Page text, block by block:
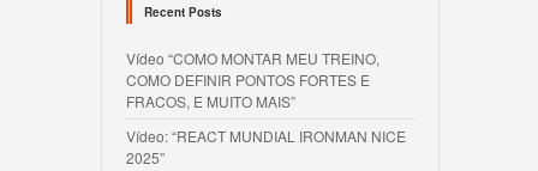
Recent Posts
Vídeo “COMO MONTAR MEU TREINO,
COMO DEFINIR PONTOS FORTES E
FRACOS, E MUITO MAIS”
Vídeo: “REACT MUNDIAL IRONMAN NICE
2025”